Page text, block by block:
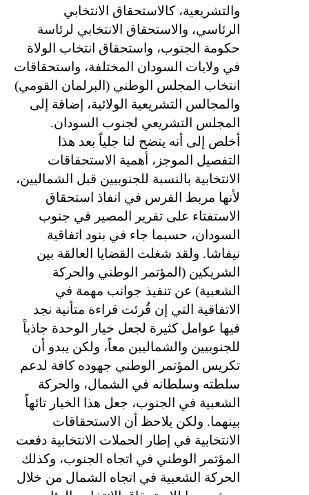
والتشريعية، كالاستحقاق الانتخابي
الرئاسي، والاستحقاق الانتخابي لرئاسة
حكومة الجنوب، واستحقاق انتخاب الولاة
في ولايات السودان المختلفة، واستحقاقات
انتخاب المجلس الوطني (البرلمان القومي)
والمجالس التشريعية الولائية، إضافة إلى
المجلس التشريعي لجنوب السودان.
أخلص إلى أنه يتضح لنا جلياً بعد هذا
التفصيل الموجز، أهمية الاستحقاقات
الانتخابية بالنسبة للجنوبيين قبل الشماليين،
لأنها مربط الفرس في انفاذ استحقاق
الاستفتاء على تقرير المصير في جنوب
السودان، حسبما جاء في بنود اتفاقية
نيفاشا. ولقد شغلت القضايا العالقة بين
الشريكين (المؤتمر الوطني والحركة
الشعبية) عن تنفيذ جوانب مهمة في
الاتفاقية التي إن قُرئت قراءة متأنية نجد
فيها عوامل كثيرة لجعل خيار الوحدة جاذباً
للجنوبيين والشماليين معاً، ولكن يبدو أن
تكريس المؤتمر الوطني جهوده كافة لدعم
سلطته وسلطانه في الشمال، والحركة
الشعبية في الجنوب، جعل هذا الخيار تائهاً
بينهما. ولكن يلاحظ أن الاستحقاقات
الانتخابية في إطار الحملات الانتخابية دفعت
المؤتمر الوطني في اتجاه الجنوب، وكذلك
الحركة الشعبية في اتجاه الشمال من خلال